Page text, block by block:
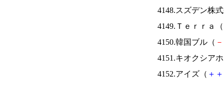
4148.スズデン株
4149.Ｔｅｒｒａ（
4150.韓国ブル（ －
4151.キオクシア
4152.アイズ（ ＋ ＋